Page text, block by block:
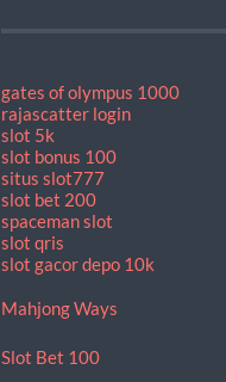
gates of olympus 1000
rajascatter login
slot 5k
slot bonus 100
situs slot777
slot bet 200
spaceman slot
slot qris
slot gacor depo 10k
Mahjong Ways
Slot Bet 100